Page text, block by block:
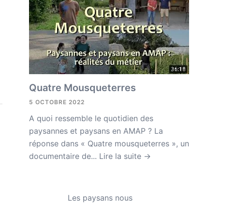
Quatre Mousqueterres
5 OCTOBRE 2022
A quoi ressemble le quotidien des
paysannes et paysans en AMAP ? La
réponse dans « Quatre mousqueterres », un
documentaire de... Lire la suite →
Les paysans nous